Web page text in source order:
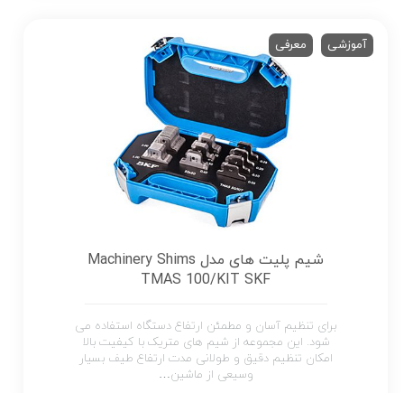
آموزشی معرفی
شیم پلیت های مدل Machinery Shims
TMAS 100/KIT SKF
برای تنظیم آسان و مطمئن ارتفاع دستگاه استفاده می
شود. این مجموعه از شیم های متریک با کیفیت بالا
امکان تنظیم دقیق و طولانی مدت ارتفاع طیف بسیار
وسیعی از ماشین…